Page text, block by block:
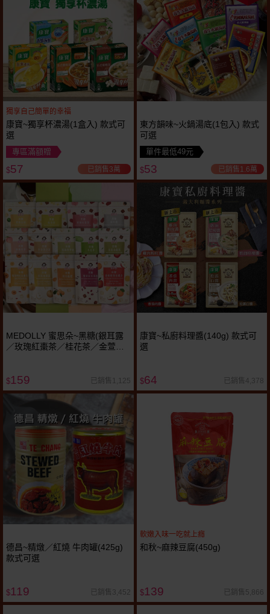
獨享自己簡單的幸福
康寶~獨享杯濃湯(1盒入) 款式可
選
專區滿額贈
$57 已銷售3萬
東方韻味~火鍋湯底(1包入) 款式
可選
單件最低49元
$53 已銷售1.6萬
MEDOLLY 蜜思朵~黑糖(銀耳露
／玫瑰紅棗茶／桂花茶／金萱烏
莉四季春／蜜桃果茶／菊花枸杞
金盞花茶／川貝水梨茶／川貝枇
杷／香蘋橙果伯爵茶)袋裝
(17gx15入) 款式可選
$159 已銷售1,125
康寶~私廚料理醬(140g) 款式可
選
$64 已銷售4,378
德昌~精燉／紅燒 牛肉罐(425g)
款式可選
$119 已銷售3,452
軟嫩入味一吃就上癮
和秋~麻辣豆腐(450g)
$139 已銷售5,866